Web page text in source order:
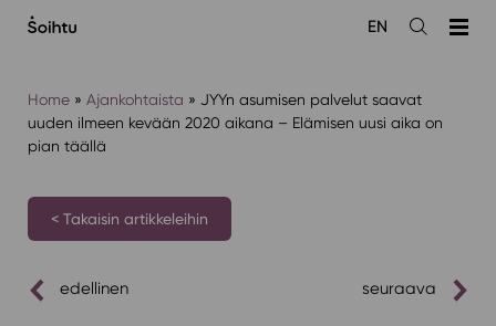
sisältöön
Avaa
EN
Home» Ajankohtaista » JYYn asumisen palvelut saavat
uuden ilmeen kevään 2020 aikana – Elämisen uusi aika on
pian täällä
< Takaisin artikkeleihin
edellinen seuraava